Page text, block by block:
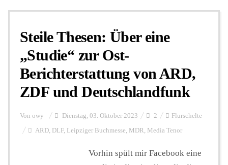
Steile Thesen: Über eine
„Studie“ zur Ost-
Berichterstattung von ARD,
ZDF und Deutschlandfunk
Von owy Dienstag, 03. Oktober 2023 2 Flurschelte
ARD, DLF, Leipziger Buchmesse, MDR, Media Tenor
Vorhin spült mir Facebook eine